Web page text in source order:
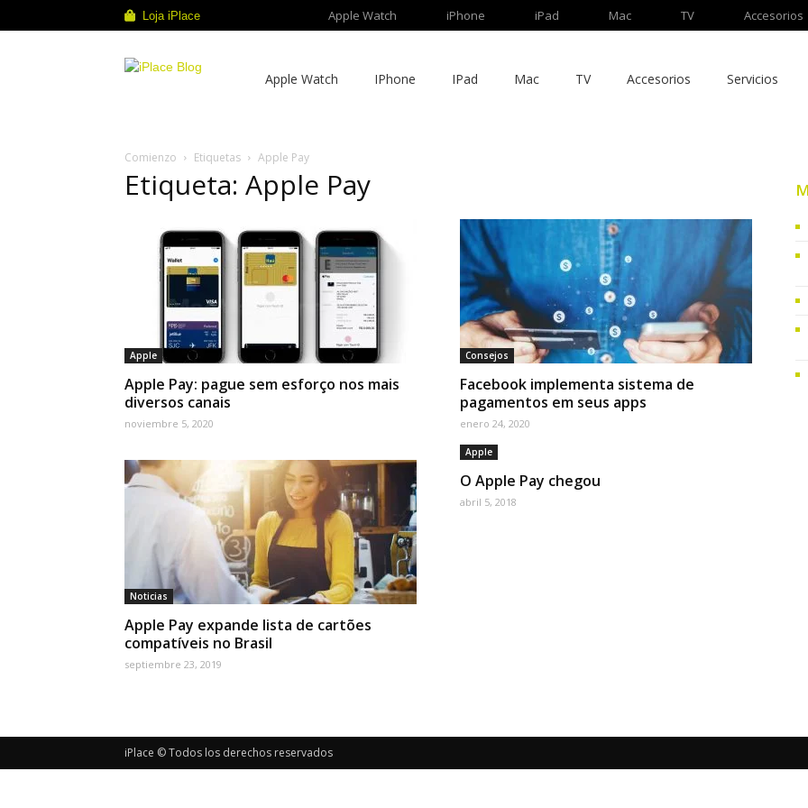
Loja iPlace Apple Watch iPhone iPad Mac TV Accesorios
Apple Watch IPhone IPad Mac TV Accesorios Servicios
Comienzo Etiquetas Apple Pay
Etiqueta: Apple Pay
Apple
Apple Pay: pague sem esforço nos mais
diversos canais
noviembre 5, 2020
Consejos
Facebook implementa sistema de
pagamentos em seus apps
enero 24, 2020
Noticias
Apple Pay expande lista de cartões
compatíveis no Brasil
septiembre 23, 2019
Apple
O Apple Pay chegou
abril 5, 2018
iPlace © Todos los derechos reservados